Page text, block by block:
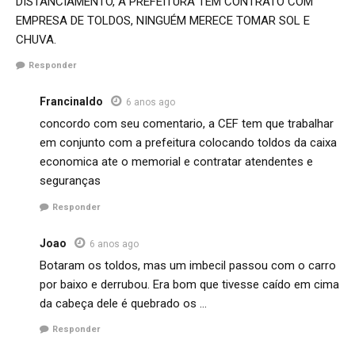
EMPRESA DE TOLDOS, NINGUÉM MERECE TOMAR SOL E
CHUVA.
Responder
Francinaldo 6 anos ago
concordo com seu comentario, a CEF tem que trabalhar
em conjunto com a prefeitura colocando toldos da caixa
economica ate o memorial e contratar atendentes e
seguranças
Responder
Joao 6 anos ago
Botaram os toldos, mas um imbecil passou com o carro
por baixo e derrubou. Era bom que tivesse caído em cima
da cabeça dele é quebrado os …
Responder